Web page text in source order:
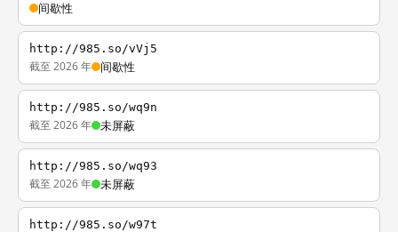
间歇性
http://985.so/vVj5
截至 2026 年 间歇性
http://985.so/wq9n
截至 2026 年 未屏蔽
http://985.so/wq93
截至 2026 年 未屏蔽
http://985.so/w97t